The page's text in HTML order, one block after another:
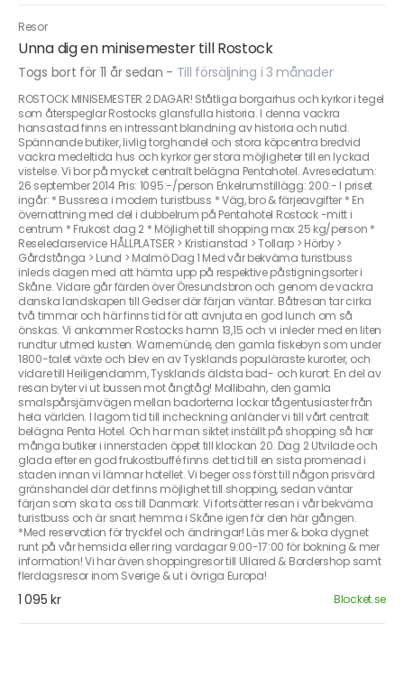
Resor
Unna dig en minisemester till Rostock
Togs bort för 11 år sedan - Till försäljning i 3 månader
ROSTOCK MINISEMESTER 2 DAGAR! Ståtliga borgarhus och kyrkor i tegel
som återspeglar Rostocks glansfulla historia. I denna vackra
hansastad finns en intressant blandning av historia och nutid.
Spännande butiker, livlig torghandel och stora köpcentra bredvid
vackra medeltida hus och kyrkor ger stora möjligheter till en lyckad
vistelse. Vi bor på mycket centralt belägna Pentahotel. Avresedatum:
26 september 2014 Pris: 1095:-/person Enkelrumstillägg: 200:- I priset
ingår: * Bussresa i modern turistbuss * Väg, bro & färjeavgifter * En
övernattning med del i dubbelrum på Pentahotel Rostock -mitt i
centrum * Frukost dag 2 * Möjlighet till shopping max 25 kg/person *
Reseledarservice HÅLLPLATSER > Kristianstad > Tollarp > Hörby >
Gårdstånga > Lund > Malmö Dag 1 Med vår bekväma turistbuss
inleds dagen med att hämta upp på respektive påstigningsorter i
Skåne. Vidare går färden över Öresundsbron och genom de vackra
danska landskapen till Gedser där färjan väntar. Båtresan tar cirka
två timmar och här finns tid för att avnjuta en god lunch om så
önskas. Vi ankommer Rostocks hamn 13,15 och vi inleder med en liten
rundtur utmed kusten. Warnemünde, den gamla fiskebyn som under
1800-talet växte och blev en av Tysklands populäraste kurorter, och
vidare till Heiligendamm, Tysklands äldsta bad- och kurort. En del av
resan byter vi ut bussen mot ångtåg! Mollibahn, den gamla
smalspårsjärnvägen mellan badorterna lockar tågentusiaster från
hela världen. I lagom tid till incheckning anländer vi till vårt centralt
belägna Penta Hotel. Och har man siktet inställt på shopping så har
många butiker i innerstaden öppet till klockan 20. Dag 2 Utvilade och
glada efter en god frukostbuffé finns det tid till en sista promenad i
staden innan vi lämnar hotellet. Vi beger oss först till någon prisvärd
gränshandel där det finns möjlighet till shopping, sedan väntar
färjan som ska ta oss till Danmark. Vi fortsätter resan i vår bekväma
turistbuss och är snart hemma i Skåne igen för den här gången.
*Med reservation för tryckfel och ändringar! Läs mer & boka dygnet
runt på vår hemsida eller ring vardagar 9:00-17:00 för bokning & mer
information! Vi har även shoppingresor till Ullared & Bordershop samt
flerdagsresor inom Sverige & ut i övriga Europa!
1 095 kr Blocket.se